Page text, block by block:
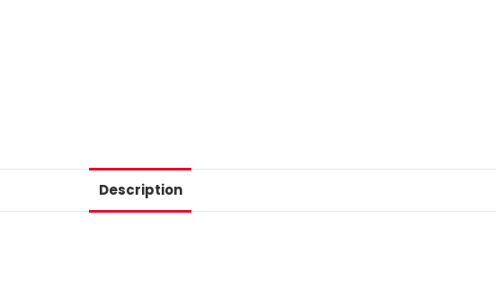
Description